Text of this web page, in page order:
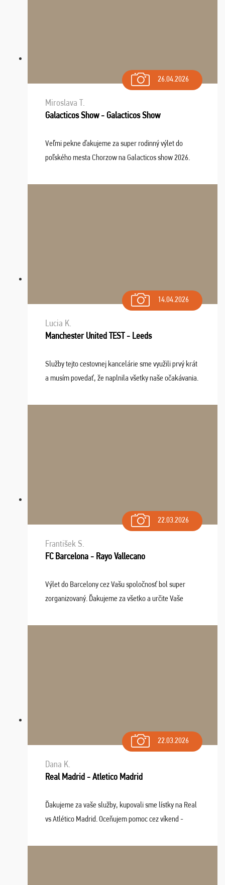
26.04.2026
Miroslava T.
Galacticos Show - Galacticos Show
Veľmi pekne ďakujeme za super rodinný výlet do
poľského mesta Chorzow na Galacticos show 2026.
Navštívili sme aj zábavný park Legendia, previe ...
14.04.2026
Lucia K.
Manchester United TEST - Leeds
Služby tejto cestovnej kancelárie sme využili prvý krát
a musím povedať, že naplnila všetky naše očakávania.
dispozícii nonstop (milí, profesionálni ...
22.03.2026
František S.
FC Barcelona - Rayo Vallecano
Výlet do Barcelony cez Vašu spoločnosť bol super
zorganizovaný. Ďakujeme za všetko a určite Vaše
22.03.2026
Dana K.
Real Madrid - Atletico Madrid
Ďakujeme za vaše služby, kupovali sme lístky na Real
vs Atlético Madrid. Oceňujem pomoc cez víkend -
spokojnosti. Sedenie bolo dobré, štadión Barnabéu ...